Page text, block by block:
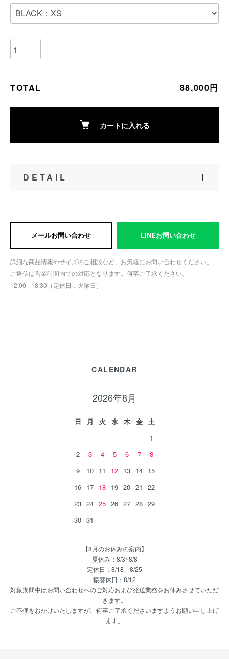
TOTAL 88,000円
カートに入れる
DETAIL
メールお問い合わせ LINEお問い合わせ
詳細な商品情報やサイズのご相談など、お気軽にお問い合わせください。
ご返信は営業時間内での対応となります。何卒ご了承ください。
12:00 - 18:30（定休日：火曜日）
CALENDAR
2026年8月
日 月 火 水 木 金
土
1
2
3 4 5 6 7
8
9
10 11 12 13 14 15
16 17 18 19 20 21
22
23 24 25 26 27 28 29
30 31
【8月のお休みの案内】
夏休み：8/3~8/8
定休日：8/18、8/25
振替休日：8/12
対象期間中はお問い合わせへのご対応および発送業務をお休みさせていただ
きます。
ご不便をおかけいたしますが、何卒ご了承くださいますようお願い申し上げ
ます。